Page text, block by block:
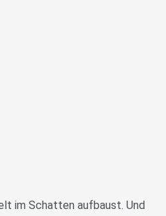
im Schatten aufbaust. Und